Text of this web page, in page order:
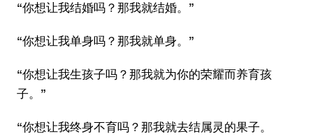
“你想让我结婚吗？那我就结婚。”
“你想让我单身吗？那我就单身。”
“你想让我生孩子吗？那我就为你的荣耀而养育孩
子。”
“你想让我终身不育吗？那我就去结属灵的果子。